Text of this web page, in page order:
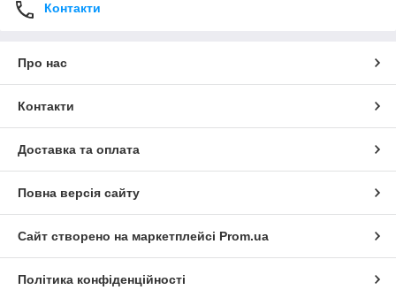
Контакти
Про нас
Контакти
Доставка та оплата
Повна версія сайту
Сайт створено на маркетплейсі Prom.ua
Політика конфіденційності